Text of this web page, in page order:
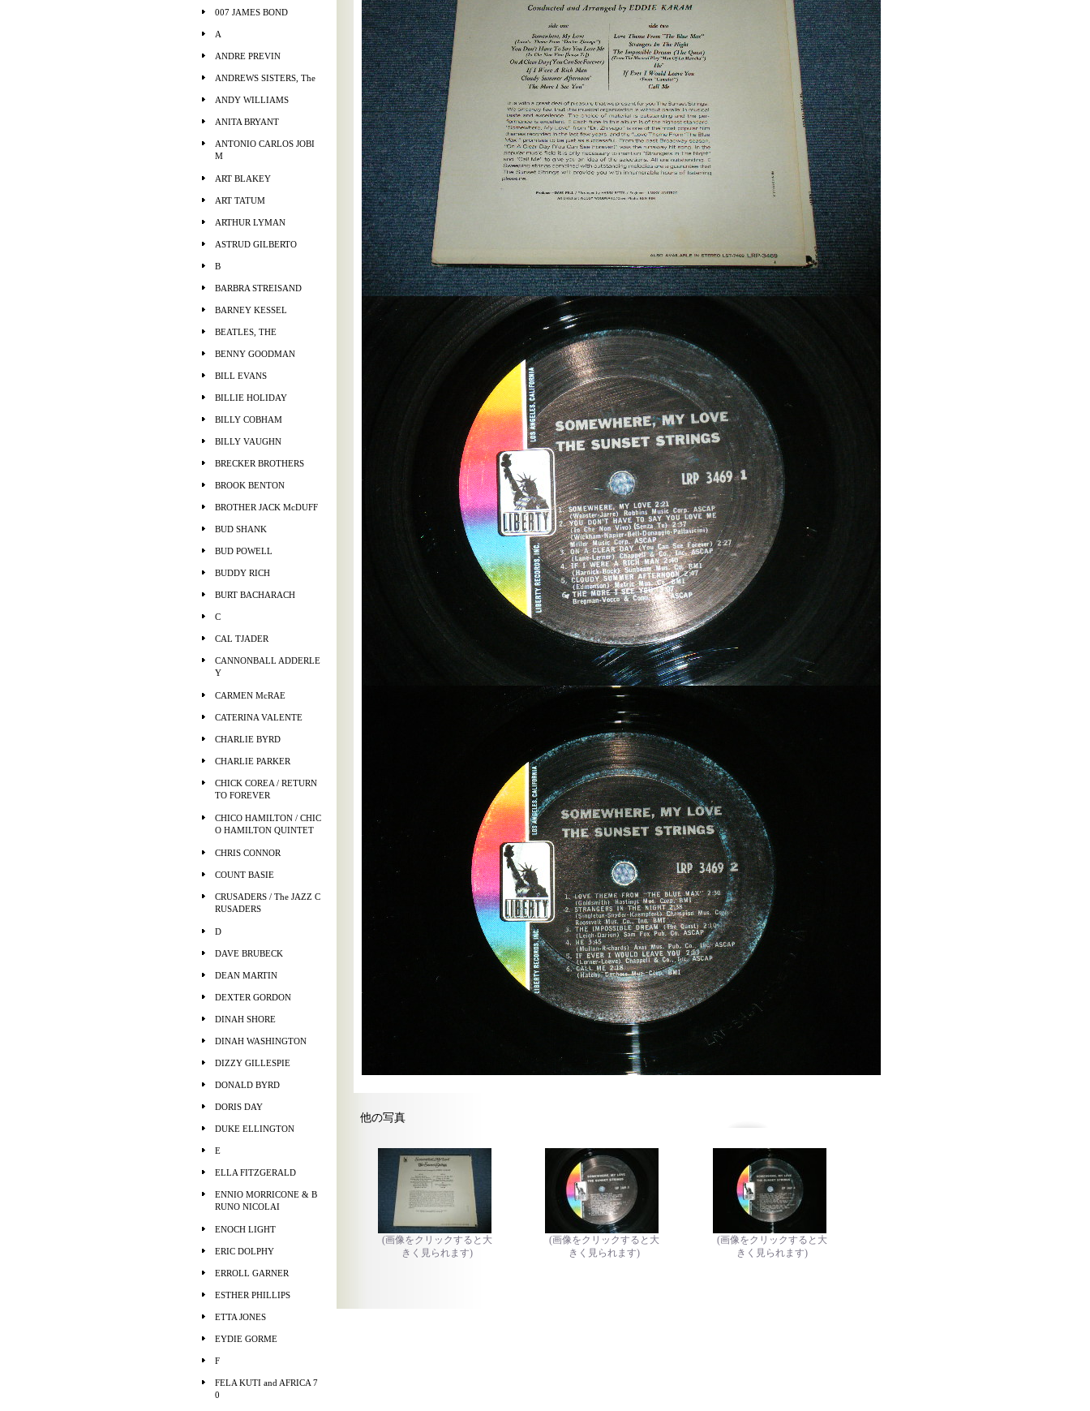
007 JAMES BOND
A
ANDRE PREVIN
ANDREWS SISTERS, The
ANDY WILLIAMS
ANITA BRYANT
ANTONIO CARLOS JOBI
M
ART BLAKEY
ART TATUM
ARTHUR LYMAN
ASTRUD GILBERTO
B
BARBRA STREISAND
BARNEY KESSEL
BEATLES, THE
BENNY GOODMAN
BILL EVANS
BILLIE HOLIDAY
BILLY COBHAM
BILLY VAUGHN
BRECKER BROTHERS
BROOK BENTON
BROTHER JACK McDUFF
BUD SHANK
BUD POWELL
BUDDY RICH
BURT BACHARACH
C
CAL TJADER
CANNONBALL ADDERLE
Y
CARMEN McRAE
CATERINA VALENTE
CHARLIE BYRD
CHARLIE PARKER
CHICK COREA / RETURN
TO FOREVER
CHICO HAMILTON / CHIC
O HAMILTON QUINTET
CHRIS CONNOR
COUNT BASIE
CRUSADERS / The JAZZ C
RUSADERS
D
DAVE BRUBECK
DEAN MARTIN
DEXTER GORDON
DINAH SHORE
DINAH WASHINGTON
DIZZY GILLESPIE
DONALD BYRD
DORIS DAY
DUKE ELLINGTON
E
ELLA FITZGERALD
ENNIO MORRICONE & B
RUNO NICOLAI
ENOCH LIGHT
ERIC DOLPHY
ERROLL GARNER
ESTHER PHILLIPS
ETTA JONES
EYDIE GORME
F
FELA KUTI and AFRICA 7
0
他の写真
(画像をクリックすると大
きく見られます)
(画像をクリックすると大
きく見られます)
(画像をクリックすると大
きく見られます)